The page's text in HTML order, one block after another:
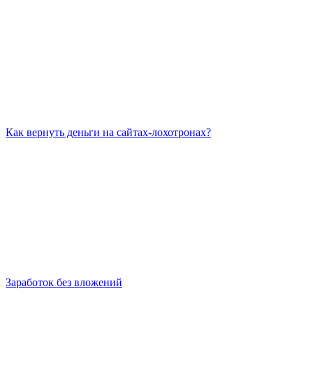
Как вернуть деньги на сайтах-лохотронах?
Заработок без вложений